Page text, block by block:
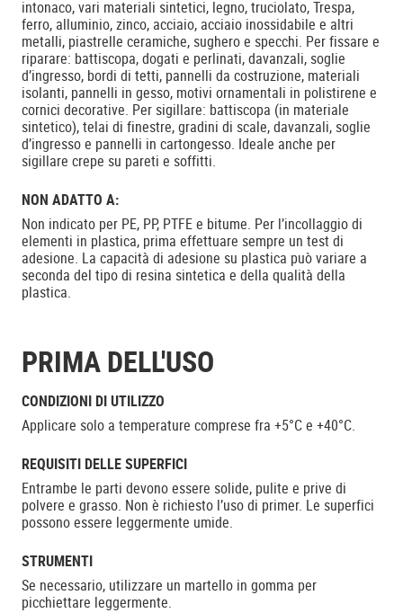
intonaco, vari materiali sintetici, legno, truciolato, Trespa,
ferro, alluminio, zinco, acciaio, acciaio inossidabile e altri
metalli, piastrelle ceramiche, sughero e specchi. Per fissare e
riparare: battiscopa, dogati e perlinati, davanzali, soglie
d’ingresso, bordi di tetti, pannelli da costruzione, materiali
isolanti, pannelli in gesso, motivi ornamentali in polistirene e
cornici decorative. Per sigillare: battiscopa (in materiale
sintetico), telai di finestre, gradini di scale, davanzali, soglie
d’ingresso e pannelli in cartongesso. Ideale anche per
sigillare crepe su pareti e soffitti.
NON ADATTO A:
Non indicato per PE, PP, PTFE e bitume. Per l’incollaggio di
elementi in plastica, prima effettuare sempre un test di
adesione. La capacità di adesione su plastica può variare a
seconda del tipo di resina sintetica e della qualità della
plastica.
PRIMA DELL'USO
CONDIZIONI DI UTILIZZO
Applicare solo a temperature comprese fra +5°C e +40°C.
REQUISITI DELLE SUPERFICI
Entrambe le parti devono essere solide, pulite e prive di
polvere e grasso. Non è richiesto l’uso di primer. Le superfici
possono essere leggermente umide.
STRUMENTI
Se necessario, utilizzare un martello in gomma per
picchiettare leggermente.